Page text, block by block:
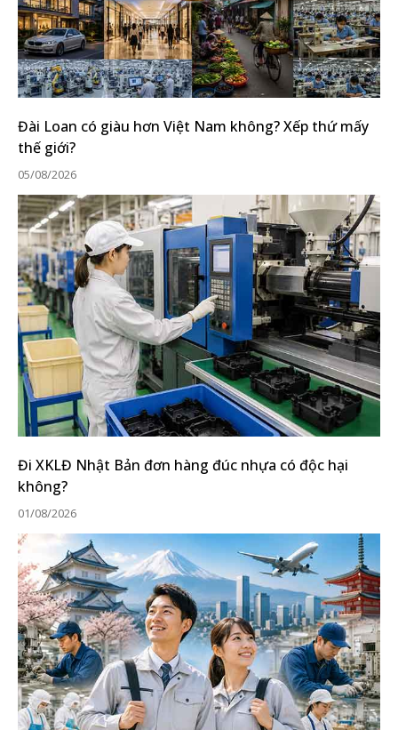
Đài Loan có giàu hơn Việt Nam không? Xếp thứ mấy
thế giới?
05/08/2026
Đi XKLĐ Nhật Bản đơn hàng đúc nhựa có độc hại
không?
01/08/2026